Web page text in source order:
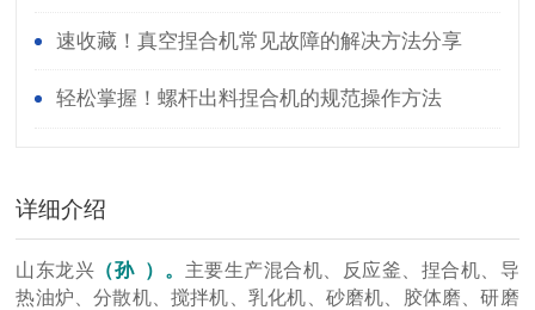
稳定运行
速收藏！真空捏合机常见故障的解决方法分享
轻松掌握！螺杆出料捏合机的规范操作方法
详细介绍
山东龙兴 （孙 ）。 主要生产混合机、反应釜、捏合机、导
热油炉、分散机、搅拌机、乳化机、砂磨机、胶体磨、研磨